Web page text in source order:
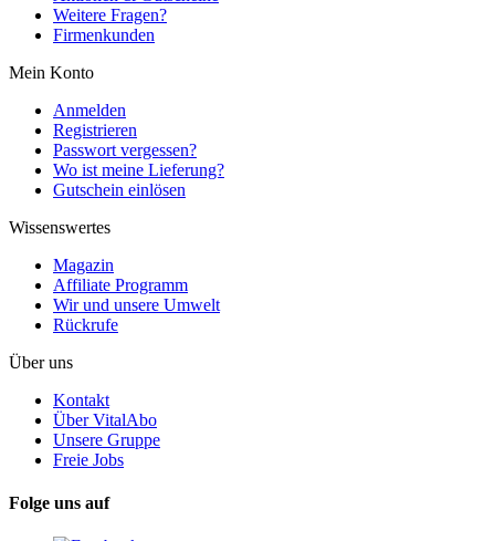
Weitere Fragen?
Firmenkunden
Mein Konto
Anmelden
Registrieren
Passwort vergessen?
Wo ist meine Lieferung?
Gutschein einlösen
Wissenswertes
Magazin
Affiliate Programm
Wir und unsere Umwelt
Rückrufe
Über uns
Kontakt
Über VitalAbo
Unsere Gruppe
Freie Jobs
Folge uns auf